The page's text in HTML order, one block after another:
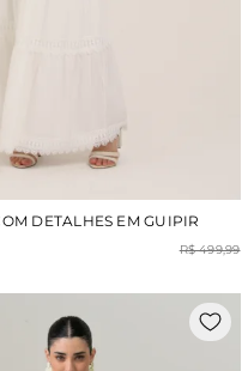
DETALHES EM GUIPIR
R$ 499,99